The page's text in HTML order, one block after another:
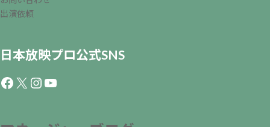
出演依頼
日本放映プロ公式SNS
Facebook
X Instagram
YouTube